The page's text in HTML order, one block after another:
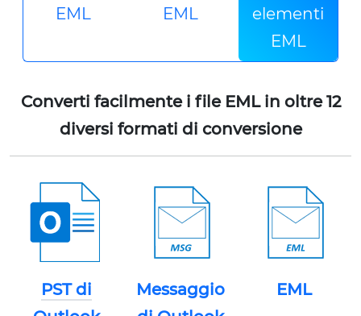
EML
EML
elementi
EML
Converti facilmente i file EML in oltre 12
diversi formati di conversione
PST di
Messaggio
EML